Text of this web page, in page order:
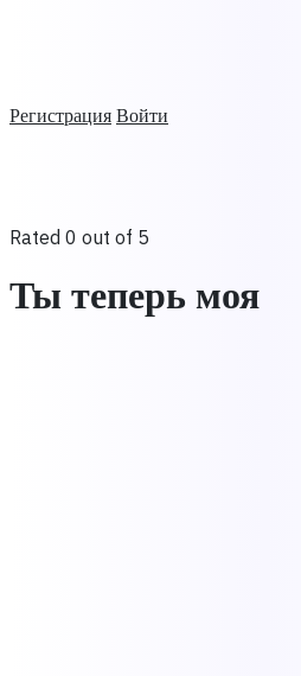
Регистрация Войти
Rated 0 out of 5
Ты теперь моя